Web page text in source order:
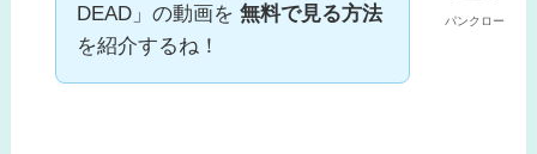
パンクロー
DEAD」の動画を無料で見る方法
を紹介するね！